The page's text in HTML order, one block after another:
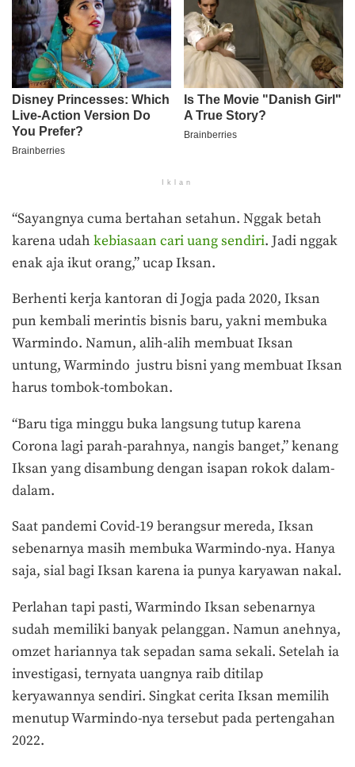
Iklan
“Sayangnya cuma bertahan setahun. Nggak betah
karena udah kebiasaan cari uang sendiri. Jadi nggak
enak aja ikut orang,” ucap Iksan.
Berhenti kerja kantoran di Jogja pada 2020, Iksan
pun kembali merintis bisnis baru, yakni membuka
Warmindo. Namun, alih-alih membuat Iksan
untung, Warmindo justru bisni yang membuat Iksan
harus tombok-tombokan.
“Baru tiga minggu buka langsung tutup karena
Corona lagi parah-parahnya, nangis banget,” kenang
Iksan yang disambung dengan isapan rokok dalam-
dalam.
Saat pandemi Covid-19 berangsur mereda, Iksan
sebenarnya masih membuka Warmindo-nya. Hanya
saja, sial bagi Iksan karena ia punya karyawan nakal.
Perlahan tapi pasti, Warmindo Iksan sebenarnya
sudah memiliki banyak pelanggan. Namun anehnya,
omzet hariannya tak sepadan sama sekali. Setelah ia
investigasi, ternyata uangnya raib ditilap
keryawannya sendiri. Singkat cerita Iksan memilih
menutup Warmindo-nya tersebut pada pertengahan
2022.